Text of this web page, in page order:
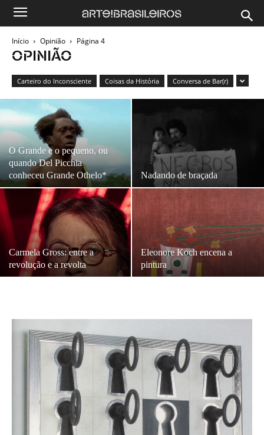
Início Opinião Página 4
OPINIÃO
Carteiro do Inconsciente Coisas da História Conversa de Bar(r)
O Grande e o pequeno, ou
quando Del Picchia
conheceu Grande Othelo*
Nadando de braçada
Carmela Gross: entre a
revolução e a revolta
Eleonore Koch encena a
pintura